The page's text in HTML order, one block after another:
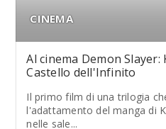
CINEMA
Al cinema Demon Slayer:
Castello dell'Infinito
Il primo film di una trilogia
l'adattamento del manga di
nelle sale...